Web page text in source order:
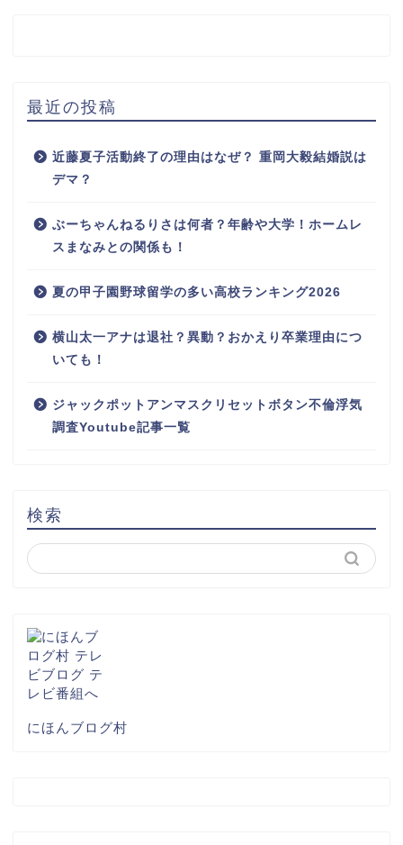
最近の投稿
近藤夏子活動終了の理由はなぜ？ 重岡大毅結婚説は
デマ？
ぶーちゃんねるりさは何者？年齢や大学！ホームレ
スまなみとの関係も！
夏の甲子園野球留学の多い高校ランキング2026
横山太一アナは退社？異動？おかえり卒業理由につ
いても！
ジャックポットアンマスクリセットボタン不倫浮気
調査Youtube記事一覧
検索
にほんブログ村